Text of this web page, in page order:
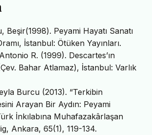
Beşir(1998). Peyami Hayatı Sanatı
İstanbul: Ötüken Yayınları.
R. (1999). Descartes’ın
(Çev. Bahar Atlamaz), İstanbul: Varlık
Burcu (2013). “Terkibin
Arayan Bir Aydın: Peyami
İnkılabına Muhafazakârlaşan
Ankara, 65(1), 119-134.